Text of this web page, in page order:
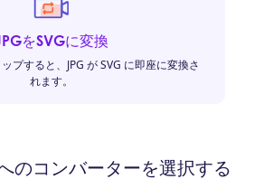
をSVGに変換
プすると、JPG が SVG に即座に変換さ
れます。
のコンバーターを選択する